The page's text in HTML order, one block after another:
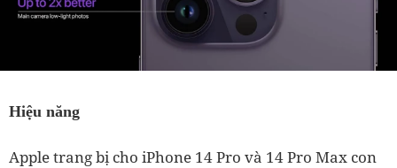
Hiệu năng
Apple trang bị cho iPhone 14 Pro và 14 Pro Max con